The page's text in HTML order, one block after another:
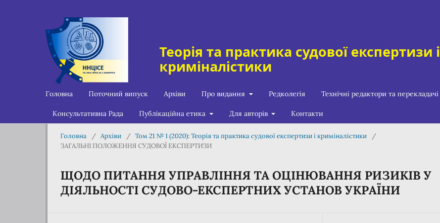
Теорія та практика судової експертизи і
криміналістики
Головна Поточний випуск Архіви Про видання Редколегія Технічні редактори та перекладачі
Консультативна Рада Публікаційна етика Для авторів Контакти
Головна / Архіви / Том 21 № 1 (2020): Теорія та практика судової експертизи і криміналістики
/
ЗАГАЛЬНІ ПОЛОЖЕННЯ СУДОВОЇ ЕКСПЕРТИЗИ
ЩОДО ПИТАННЯ УПРАВЛІННЯ ТА ОЦІНЮВАННЯ РИЗИКІВ У
ДІЯЛЬНОСТІ СУДОВО-ЕКСПЕРТНИХ УСТАНОВ УКРАЇНИ